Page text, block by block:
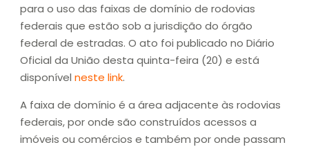
para o uso das faixas de domínio de rodovias
federais que estão sob a jurisdição do órgão
federal de estradas. O ato foi publicado no Diário
Oficial da União desta quinta-feira (20) e está
disponível neste link.
A faixa de domínio é a área adjacente às rodovias
federais, por onde são construídos acessos a
imóveis ou comércios e também por onde passam